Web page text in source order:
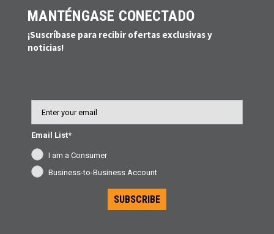
MANTÉNGASE CONECTADO
¡Suscríbase para recibir ofertas exclusivas y
noticias!
Email List*
I am a Consumer
Business-to-Business Account
SUBSCRIBE